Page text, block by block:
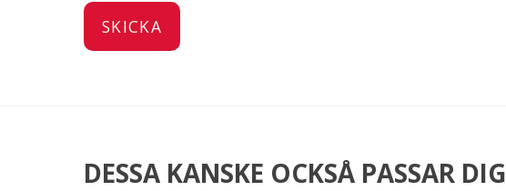
DESSA KANSKE OCKSÅ PASSAR DIG